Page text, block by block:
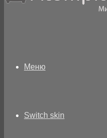
Меню
Switch skin